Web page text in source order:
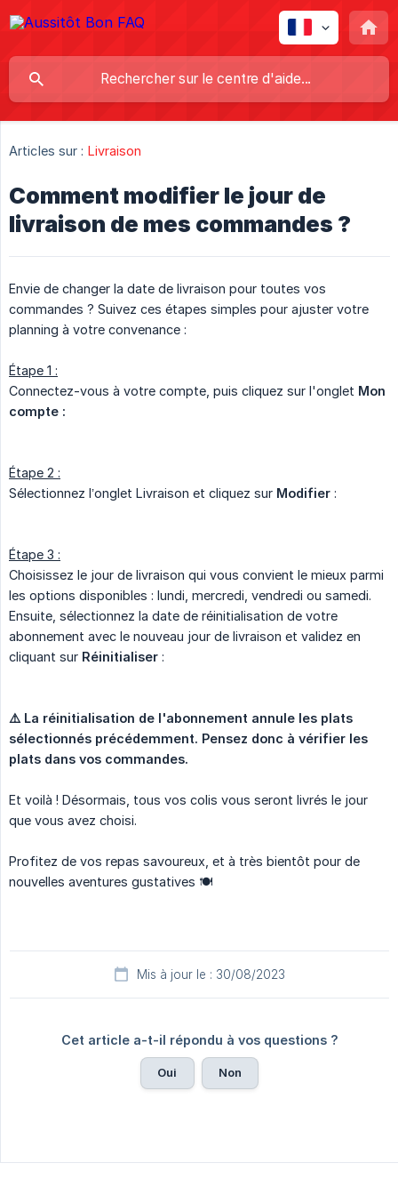
Articles sur : Livraison
Comment modifier le jour de
livraison de mes commandes ?
Envie de changer la date de livraison pour toutes vos
commandes ? Suivez ces étapes simples pour ajuster votre
planning à votre convenance :
Étape 1 :
Connectez-vous à votre compte, puis cliquez sur l'onglet Mon
compte :
Étape 2 :
Sélectionnez l’onglet Livraison et cliquez sur Modifier :
Étape 3 :
Choisissez le jour de livraison qui vous convient le mieux parmi
les options disponibles : lundi, mercredi, vendredi ou samedi.
Ensuite, sélectionnez la date de réinitialisation de votre
abonnement avec le nouveau jour de livraison et validez en
cliquant sur Réinitialiser :
⚠️ La réinitialisation de l'abonnement annule les plats
sélectionnés précédemment. Pensez donc à vérifier les
plats dans vos commandes.
Et voilà ! Désormais, tous vos colis vous seront livrés le jour
que vous avez choisi.
Profitez de vos repas savoureux, et à très bientôt pour de
nouvelles aventures gustatives 🍽
Mis à jour le : 30/08/2023
Cet article a-t-il répondu à vos questions ?
Oui Non